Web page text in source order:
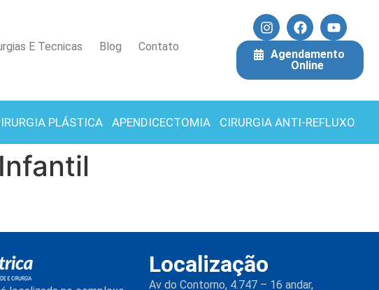
Agendamento
Online
E Tecnicas Blog Contato
PLÁSTICA APENDICECTOMIA CIRURGIA ANTI-REFLUXO
Localização
Av do Contorno, 4.747 – 16 andar,